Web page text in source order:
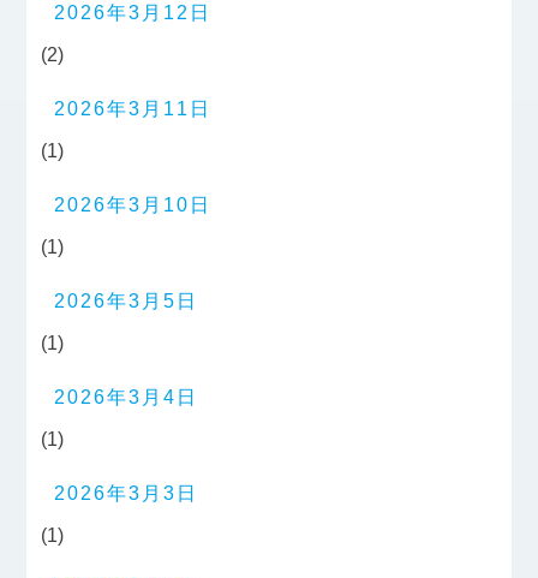
2026年3月12日
(2)
2026年3月11日
(1)
2026年3月10日
(1)
2026年3月5日
(1)
2026年3月4日
(1)
2026年3月3日
(1)